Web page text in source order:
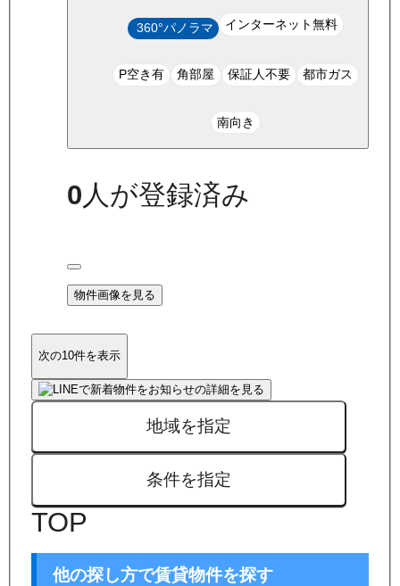
360°パノラマ インターネット無料
P空き有 角部屋 保証人不要 都市ガス
南向き
0 人が登録済み
物件画像を見る
次の10件を表示
地域を指定
条件を指定
TOP
他の探し方で賃貸物件を探す